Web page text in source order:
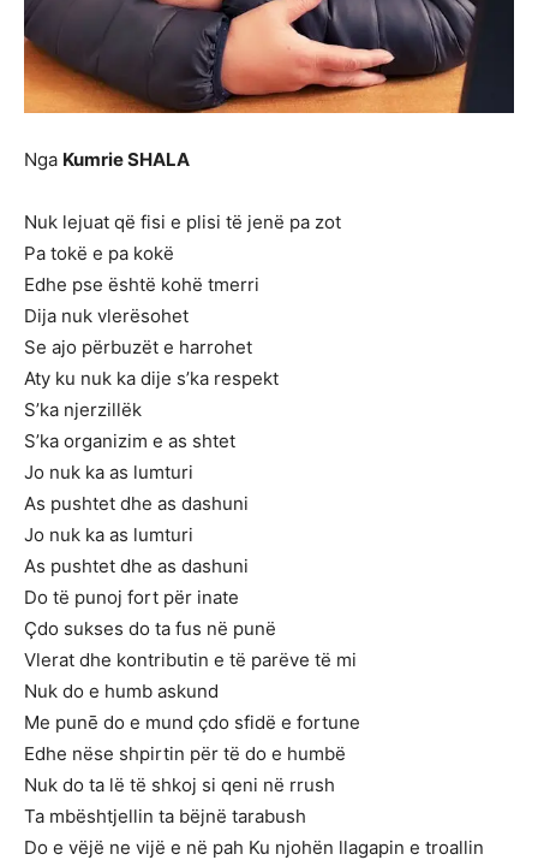
Nga Kumrie SHALA
Nuk lejuat që fisi e plisi të jenë pa zot
Pa tokë e pa kokë
Edhe pse është kohë tmerri
Dija nuk vlerësohet
Se ajo përbuzët e harrohet
Aty ku nuk ka dije s’ka respekt
S’ka njerzillëk
S’ka organizim e as shtet
Jo nuk ka as lumturi
As pushtet dhe as dashuni
Jo nuk ka as lumturi
As pushtet dhe as dashuni
Do të punoj fort për inate
Çdo sukses do ta fus në punë
Vlerat dhe kontributin e të parëve të mi
Nuk do e humb askund
Me punē do e mund çdo sfidë e fortune
Edhe nëse shpirtin për të do e humbë
Nuk do ta lë të shkoj si qeni në rrush
Ta mbështjellin ta bëjnë tarabush
Do e vëjë ne vijë e në pah Ku njohën llagapin e troallin